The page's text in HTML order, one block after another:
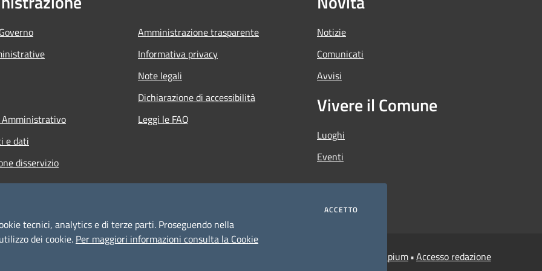
Amministrativo
e dati
disservizio
Amministrazione trasparente
Informativa privacy
Note legali
Dichiarazione di accessibilità
Leggi le FAQ
Notizie
Comunicati
Avvisi
Vivere il Comune
Luoghi
Eventi
Municipium•Accesso redazione
tecnici, analytics e di terze parti. Proseguendo nella
dei cookie. Per maggiori informazioni consulta la Cookie
ACCETTO